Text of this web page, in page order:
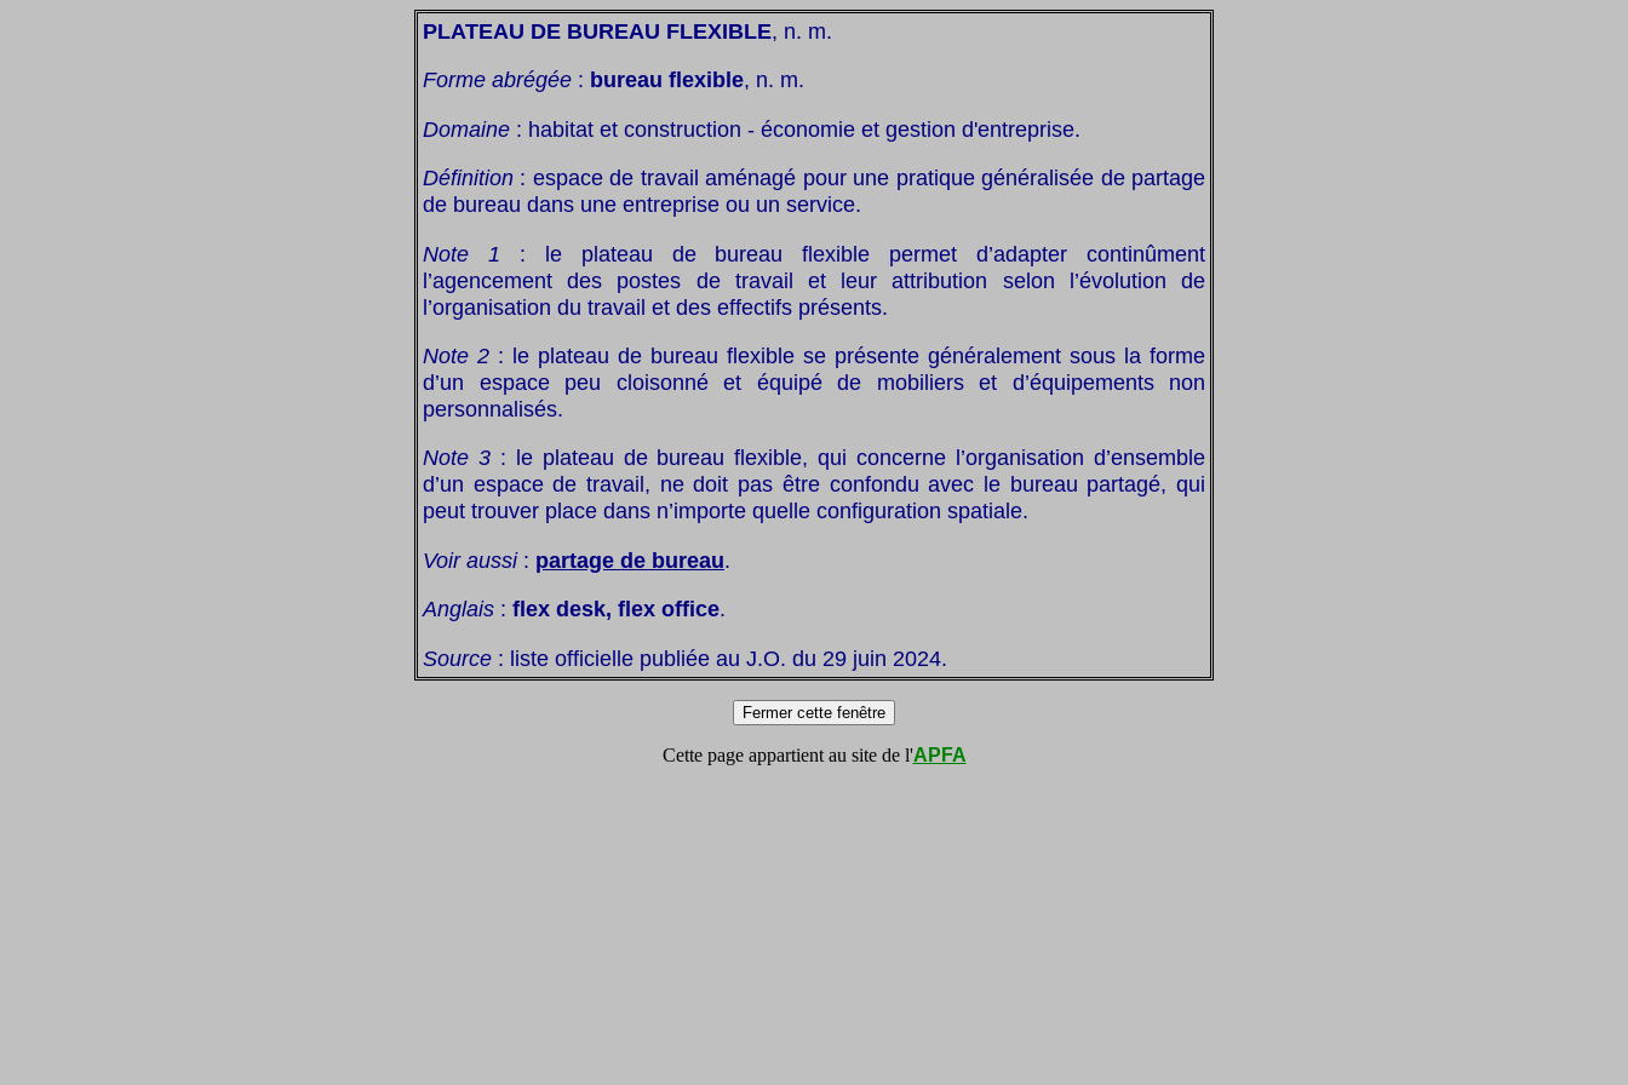
PLATEAU DE BUREAU FLEXIBLE, n. m.
Forme abrégée : bureau flexible, n. m.
Domaine : habitat et construction - économie et gestion d'entreprise.
Définition : espace de travail aménagé pour une pratique généralisée de partage
de bureau dans une entreprise ou un service.
Note 1 : le plateau de bureau flexible permet d’adapter continûment
l’agencement des postes de travail et leur attribution selon l’évolution de
l’organisation du travail et des effectifs présents.
Note 2 : le plateau de bureau flexible se présente généralement sous la forme
d’un espace peu cloisonné et équipé de mobiliers et d’équipements non
personnalisés.
Note 3: le plateau de bureau flexible, qui concerne l’organisation d’ensemble
d’un espace de travail, ne doit pas être confondu avec le bureau partagé, qui
peut trouver place dans n’importe quelle configuration spatiale.
Voir aussi: partage de bureau.
Anglais : flex desk, flex office.
Source : liste officielle publiée au J.O. du 29 juin 2024.
Cette page appartient au site de l'APFA